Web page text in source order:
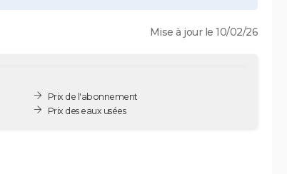
Mise à jour le 10/02/26
Prix de l'abonnement
Prix des eaux usées